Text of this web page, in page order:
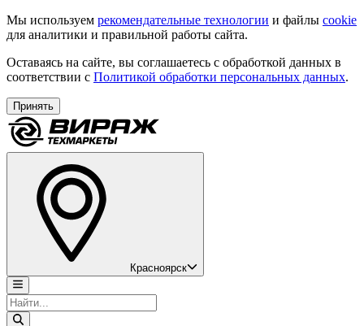
Мы используем рекомендательные технологии и файлы cookie
для аналитики и правильной работы сайта.
Оставаясь на сайте, вы соглашаетесь с обработкой данных в
соответствии с Политикой обработки персональных данных.
Принять
Красноярск